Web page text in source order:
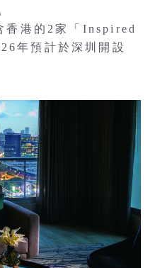
香港的2家「Inspired
年預計於深圳開設